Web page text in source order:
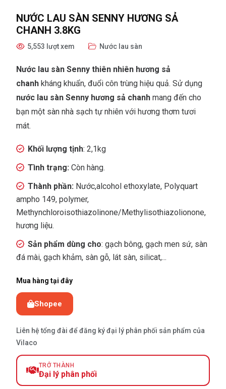
NƯỚC LAU SÀN SENNY HƯƠNG SẢ
CHANH 3.8KG
5,553 lượt xem Nước lau sàn
Nước lau sàn Senny thiên nhiên hương sả
chanh kháng khuẩn, đuổi côn trùng hiệu quả. Sử dụng
nước lau sàn Senny hương sả chanh mang đến cho
bạn một sàn nhà sạch tự nhiên với hương thơm tươi
mát.
Khối lượng tịnh: 2,1kg
Tình trạng: Còn hàng.
Thành phần: Nước,alcohol ethoxylate, Polyquart
ampho 149, polymer,
Methynchloroisothiazolinone/Methylisothiazolionone,
hương liệu.
Sản phẩm dùng cho: gạch bông, gạch men sứ, sàn
đá mài, gạch khảm, sàn gỗ, lát sàn, silicat,...
Mua hàng tại đây
Shopee
Liên hệ tổng đài để đăng ký đại lý phân phối sản phẩm của
Vilaco
TRỞ THÀNH
Đại lý phân phối